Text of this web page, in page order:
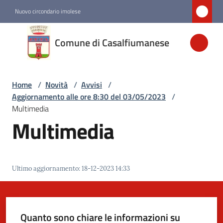
Nuovo circondario imolese
Comune di Casalfiumanese
Comune di
Casalfiumanese
Amministrazione
Menu selezionato
Vivere
Casalfiumanese
Home / Novità / Avvisi /
Aggiornamento alle ore 8:30 del 03/05/2023 /
Multimedia
Multimedia
Ultimo aggiornamento:18-12-2023 14:33
Quanto sono chiare le informazioni su